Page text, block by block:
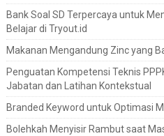
Bank Soal SD Terpercaya untuk
Belajar di Tryout.id
Makanan Mengandung Zinc yang
Penguatan Kompetensi Teknis
Jabatan dan Latihan Kontekstual
Branded Keyword untuk Optimasi
Bolehkah Menyisir Rambut saat